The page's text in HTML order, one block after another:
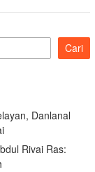
Cari
Danlanal
Rivai Ras: